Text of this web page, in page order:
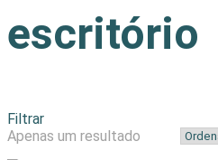
escritório
Filtrar
Apenas um resultado